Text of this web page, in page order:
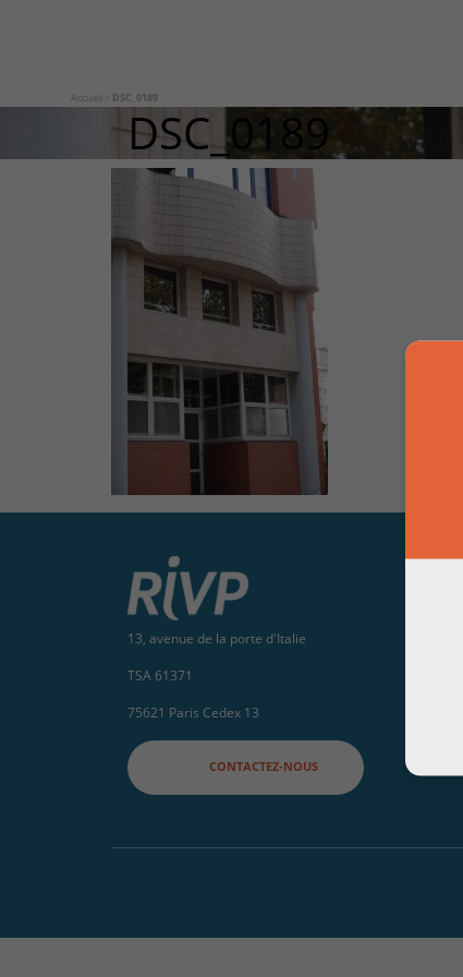
Accueil DSC_0189
DSC_0189
13, avenue de la porte d'Italie
TSA 61371
75621 Paris Cedex 13
CONTACTEZ-NOUS